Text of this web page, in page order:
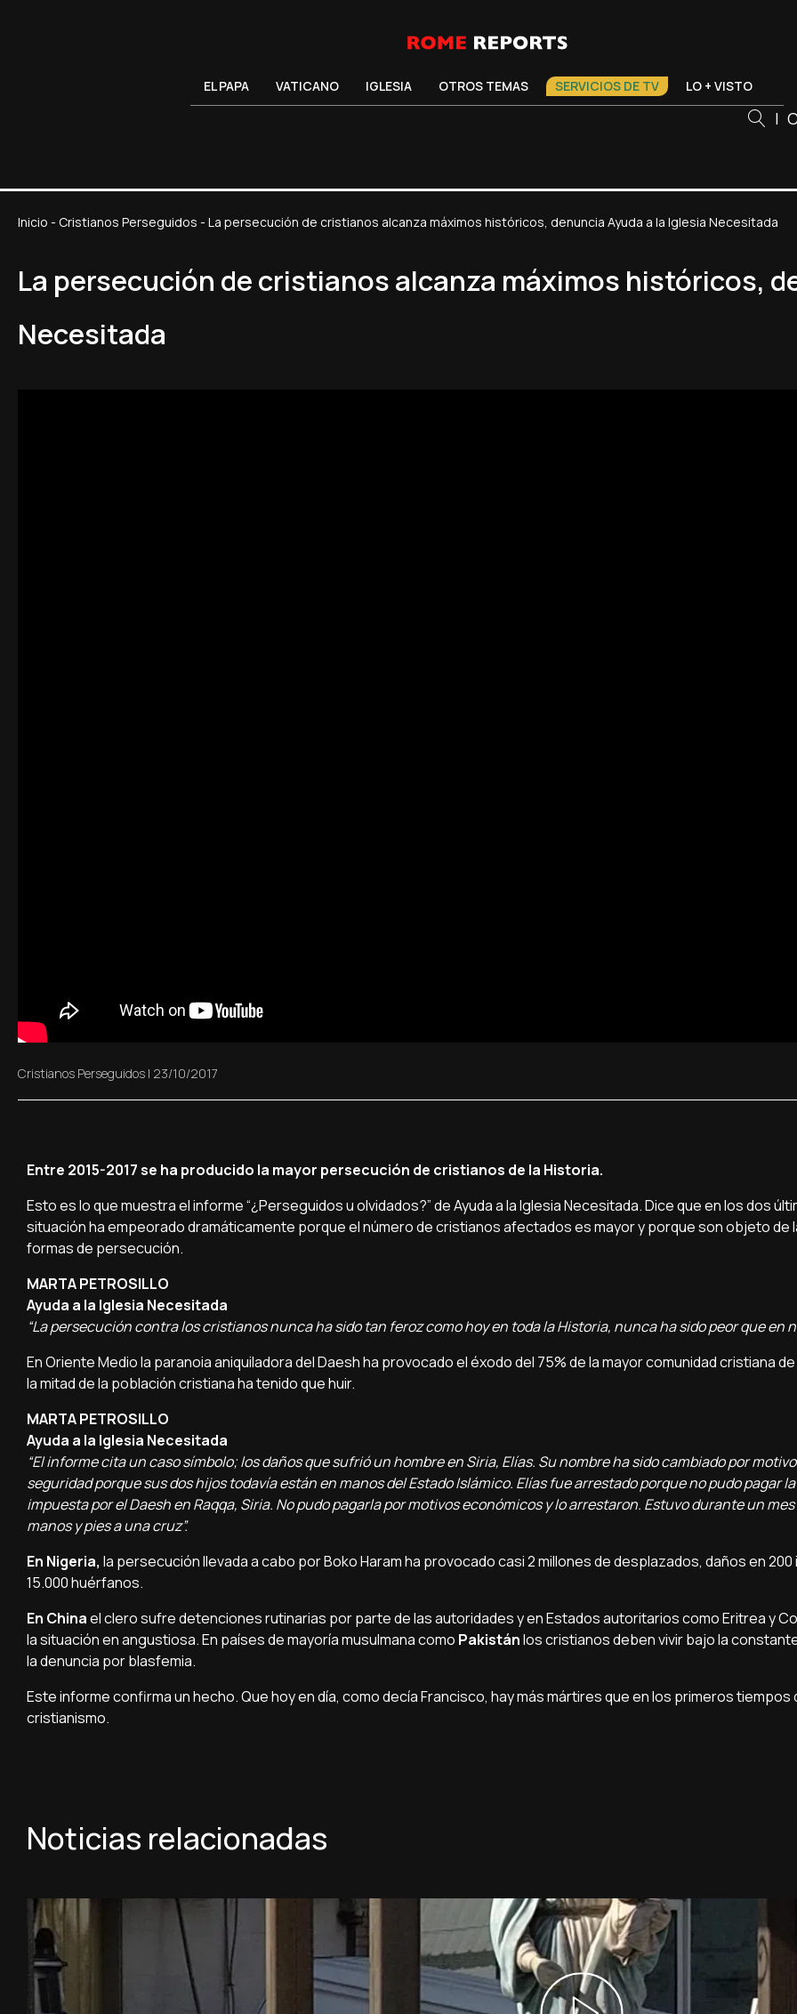
EL PAPA VATICANO IGLESIA OTROS TEMAS SERVICIOS DE TV LO + VISTO
|
Inicio - Cristianos Perseguidos - La persecución de cristianos alcanza máximos históricos, denuncia Ayuda a la Iglesia Necesitada
La persecución de cristianos alcanza máximos históricos,
Necesitada
Cristianos Perseguidos | 23/10/2017
Entre 2015-2017 se ha producido la mayor persecución de cristianos de la Historia.
Esto es lo que muestra el informe “¿Perseguidos u olvidados?” de Ayuda a la Iglesia Necesitada. Dice que en los dos
situación ha empeorado dramáticamente porque el número de cristianos afectados es mayor y porque son objeto de
formas de persecución.
MARTA PETROSILLO
Ayuda a la Iglesia Necesitada
“La persecución contra los cristianos nunca ha sido tan feroz como hoy en toda la Historia, nunca ha sido peor que en
En Oriente Medio la paranoia aniquiladora del Daesh ha provocado el éxodo del 75% de la mayor comunidad cristiana de
la mitad de la población cristiana ha tenido que huir.
MARTA PETROSILLO
Ayuda a la Iglesia Necesitada
“El informe cita un caso símbolo; los daños que sufrió un hombre en Siria, Elías. Su nombre ha sido cambiado por
seguridad porque sus dos hijos todavía están en manos del Estado Islámico. Elías fue arrestado porque no pudo pagar
impuesta por el Daesh en Raqqa, Siria. No pudo pagarla por motivos económicos y lo arrestaron. Estuvo durante un
manos y pies a una cruz”.
En Nigeria, la persecución llevada a cabo por Boko Haram ha provocado casi 2 millones de desplazados, daños en 200
15.000 huérfanos.
En Chinael clero sufre detenciones rutinarias por parte de las autoridades y en Estados autoritarios como Eritrea y
la situación en angustiosa. En países de mayoría musulmana como Pakistánlos cristianos deben vivir bajo la
la denuncia por blasfemia.
Este informe confirma un hecho. Que hoy en día, como decía Francisco, hay más mártires que en los primeros tiempos
cristianismo.
Noticias relacionadas